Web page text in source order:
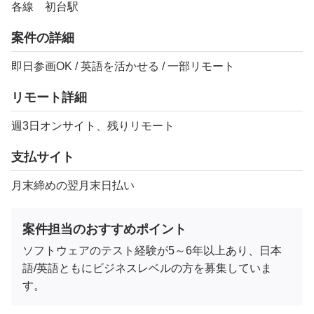
各線 初台駅
案件の詳細
即日参画OK / 英語を活かせる / 一部リモート
リモート詳細
週3日オンサイト、残りリモート
支払サイト
月末締めの翌月末日払い
案件担当のおすすめポイント
ソフトウェアのテスト経験が5～6年以上あり、日本
語/英語ともにビジネスレベルの方を募集していま
す。